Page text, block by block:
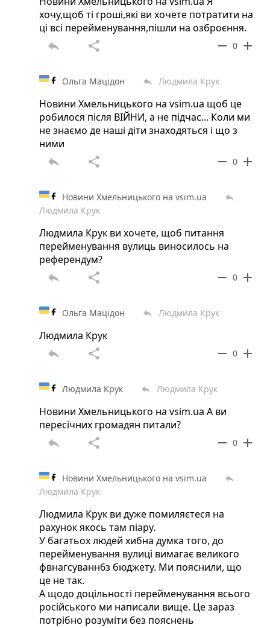
хочу,щоб ті гроші,які ви хочете потратити на
ці всі перейменування,пішли на озброєння.
reply share remove 0 add
Ольга Мацідон reply Людмила Крук
Новини Хмельницького на vsim.ua щоб це
робилося після ВІЙНИ, а не підчас... Коли ми
не знаємо де наші діти знаходяться і що з
ними
reply share remove 0 add
Новини Хмельницького на vsim.ua reply
Людмила Крук
Людмила Крук ви хочете, щоб питання
перейменування вулиць виносилось на
референдум?
reply share remove 0 add
Ольга Мацідон reply Людмила Крук
Людмила Крук
reply share remove 0 add
Людмила Крук reply Людмила Крук
Новини Хмельницького на vsim.ua А ви
пересічних громадян питали?
reply share remove 0 add
Новини Хмельницького на vsim.ua reply
Людмила Крук
Людмила Крук ви дуже помиляєтеся на
рахунок якось там піару.
У багатьох людей хибна думка того, до
перейменування вулиці вимагає великого
фвнагсуванн6з бюджету. Ми пояснили, що
це не так.
А щодо доцільності перейменування всього
російського ми написали вище. Це зараз
потрібно розуміти без пояснень